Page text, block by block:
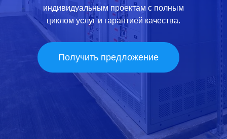
Получить предложение
индивидуальным проектам с полным
циклом услуг и гарантией качества.